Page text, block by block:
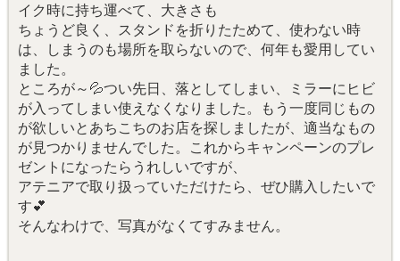
イク時に持ち運べて、大きさも
ちょうど良く、スタンドを折りたためて、使わない時
は、しまうのも場所を取らないので、何年も愛用してい
ました。
ところが～💦つい先日、落としてしまい、ミラーにヒビ
が入ってしまい使えなくなりました。もう一度同じもの
が欲しいとあちこちのお店を探しましたが、適当なもの
が見つかりませんでした。これからキャンペーンのプレ
ゼントになったらうれしいですが、
アテニアで取り扱っていただけたら、ぜひ購入したいで
す💕
そんなわけで、写真がなくてすみません。